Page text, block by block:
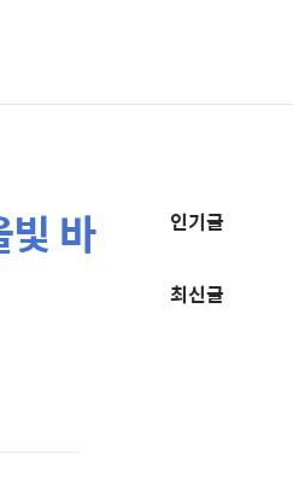
빛 바
추
정
인기글
최신글